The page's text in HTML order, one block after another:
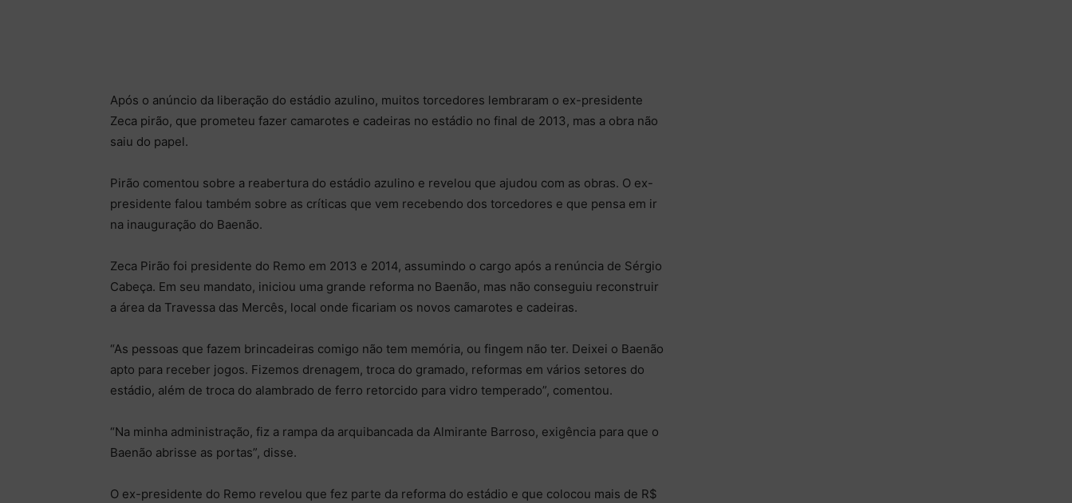
Após o anúncio da liberação do estádio azulino, muitos torcedores lembraram o ex-presidente
Zeca pirão, que prometeu fazer camarotes e cadeiras no estádio no final de 2013, mas a obra não
saiu do papel.
Pirão comentou sobre a reabertura do estádio azulino e revelou que ajudou com as obras. O ex-
presidente falou também sobre as críticas que vem recebendo dos torcedores e que pensa em ir
na inauguração do Baenão.
Zeca Pirão foi presidente do Remo em 2013 e 2014, assumindo o cargo após a renúncia de Sérgio
Cabeça. Em seu mandato, iniciou uma grande reforma no Baenão, mas não conseguiu reconstruir
a área da Travessa das Mercês, local onde ficariam os novos camarotes e cadeiras.
“As pessoas que fazem brincadeiras comigo não tem memória, ou fingem não ter. Deixei o Baenão
apto para receber jogos. Fizemos drenagem, troca do gramado, reformas em vários setores do
estádio, além de troca do alambrado de ferro retorcido para vidro temperado”, comentou.
“Na minha administração, fiz a rampa da arquibancada da Almirante Barroso, exigência para que o
Baenão abrisse as portas”, disse.
O ex-presidente do Remo revelou que fez parte da reforma do estádio e que colocou mais de R$